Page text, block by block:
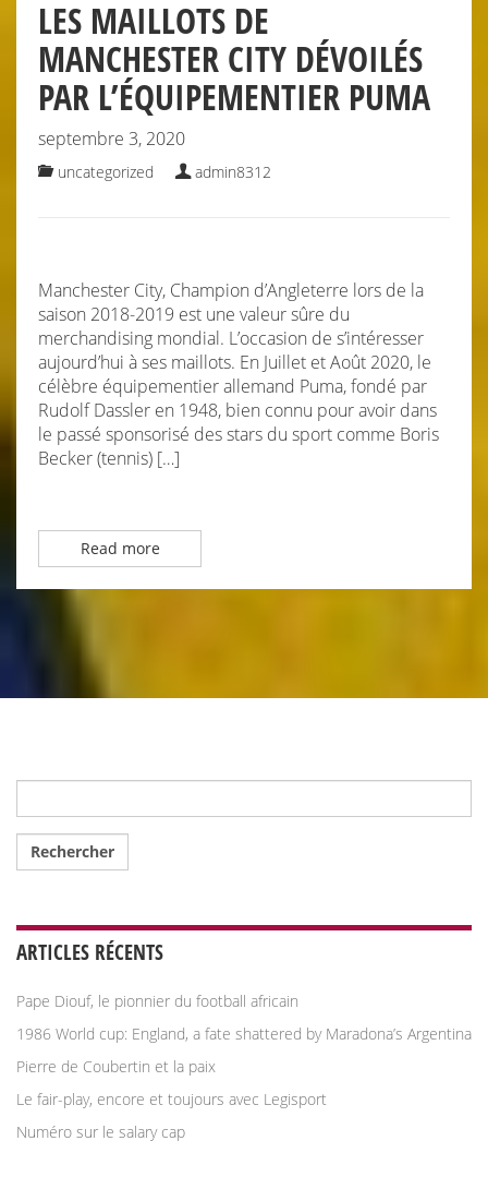
LES MAILLOTS DE
MANCHESTER CITY DÉVOILÉS
PAR L’ÉQUIPEMENTIER PUMA
septembre 3, 2020
uncategorized admin8312
Manchester City, Champion d’Angleterre lors de la
saison 2018-2019 est une valeur sûre du
merchandising mondial. L’occasion de s’intéresser
aujourd’hui à ses maillots. En Juillet et Août 2020, le
célèbre équipementier allemand Puma, fondé par
Rudolf Dassler en 1948, bien connu pour avoir dans
le passé sponsorisé des stars du sport comme Boris
Becker (tennis) […]
Read more
ARTICLES RÉCENTS
Pape Diouf, le pionnier du football africain
1986 World cup: England, a fate shattered by Maradona’s Argentina
Pierre de Coubertin et la paix
Le fair-play, encore et toujours avec Legisport
Numéro sur le salary cap